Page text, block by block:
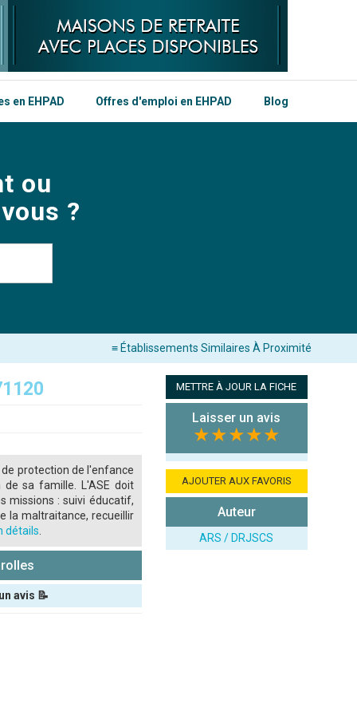
en EHPAD Offres d'emploi en EHPAD Blog
ou
?
≡ Établissements Similaires À Proximité
de protection de l'enfance
sa famille. L'ASE doit
missions : suivi éducatif,
la maltraitance, recueillir
détails
avis 📝
METTRE À JOUR LA FICHE
Laisser un avis
★★★★★
AJOUTER AUX FAVORIS
Auteur
ARS / DRJSCS